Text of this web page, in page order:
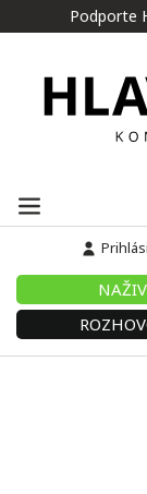
Podporte